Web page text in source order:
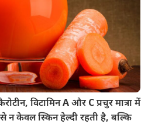
विटामिन A और C प्रचुर मात्रा में
न केवल स्किन हेल्दी रहती है, बल्कि